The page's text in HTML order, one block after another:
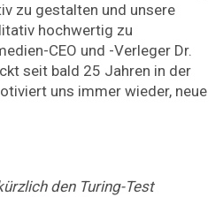
zu gestalten und unsere
hochwertig zu
CEO und -Verleger Dr.
seit bald 25 Jahren in der
uns immer wieder, neue
den Turing-Test